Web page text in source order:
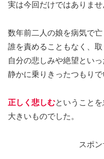
実は今回だけではありませ
数年前二人の娘を病気で亡
誰を責めることもなく、取
自分の悲しみや絶望とい
静かに乗りきったつもりで
正しく悲しむということ
大きいものでした。
スポ